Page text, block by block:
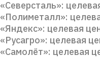
«Северсталь»:
«Полиметалл»:
«Яндекс»: целевая
«Русагро»: целевая
«Самолёт»: целевая